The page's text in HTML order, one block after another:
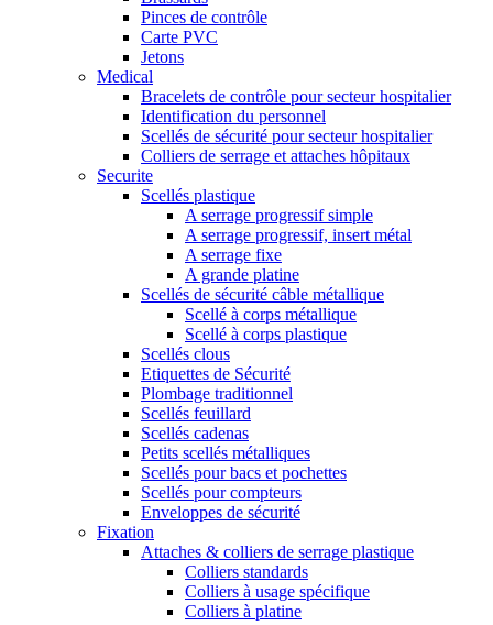
Pinces de contrôle
Carte PVC
Jetons
Medical
Bracelets de contrôle pour secteur hospitalier
Identification du personnel
Scellés de sécurité pour secteur hospitalier
Colliers de serrage et attaches hôpitaux
Securite
Scellés plastique
A serrage progressif simple
A serrage progressif, insert métal
A serrage fixe
A grande platine
Scellés de sécurité câble métallique
Scellé à corps métallique
Scellé à corps plastique
Scellés clous
Etiquettes de Sécurité
Plombage traditionnel
Scellés feuillard
Scellés cadenas
Petits scellés métalliques
Scellés pour bacs et pochettes
Scellés pour compteurs
Enveloppes de sécurité
Fixation
Attaches & colliers de serrage plastique
Colliers standards
Colliers à usage spécifique
Colliers à platine